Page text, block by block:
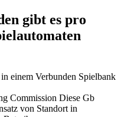
gibt es pro
einem Verbunden Spielbank
Commission Diese Gb
von Standort in